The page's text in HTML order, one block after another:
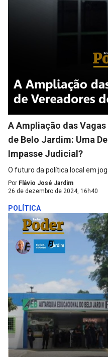
A Ampliação das
de Belo Jardim: Uma
Impasse Judicial?
O futuro da política local em
Por Flávio José Jardim
26 de dezembro de 2024, 16h40
POLÍTICA